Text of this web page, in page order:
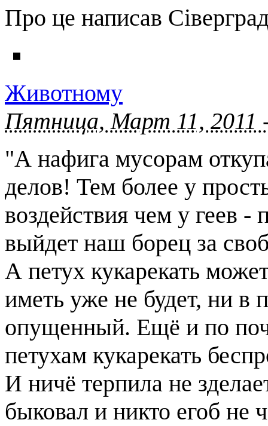
Про це написав
Животному
Пятница, Март 11, 2011
"А нафига мусорам
делов! Тем более у
воздействия чем у геев -
выйдет наш борец за
А петух кукарекать
иметь уже не будет, ни в
опущенный. Ещё и по
петухам кукарекать
И ничё терпила не
быковал и никто егоб не